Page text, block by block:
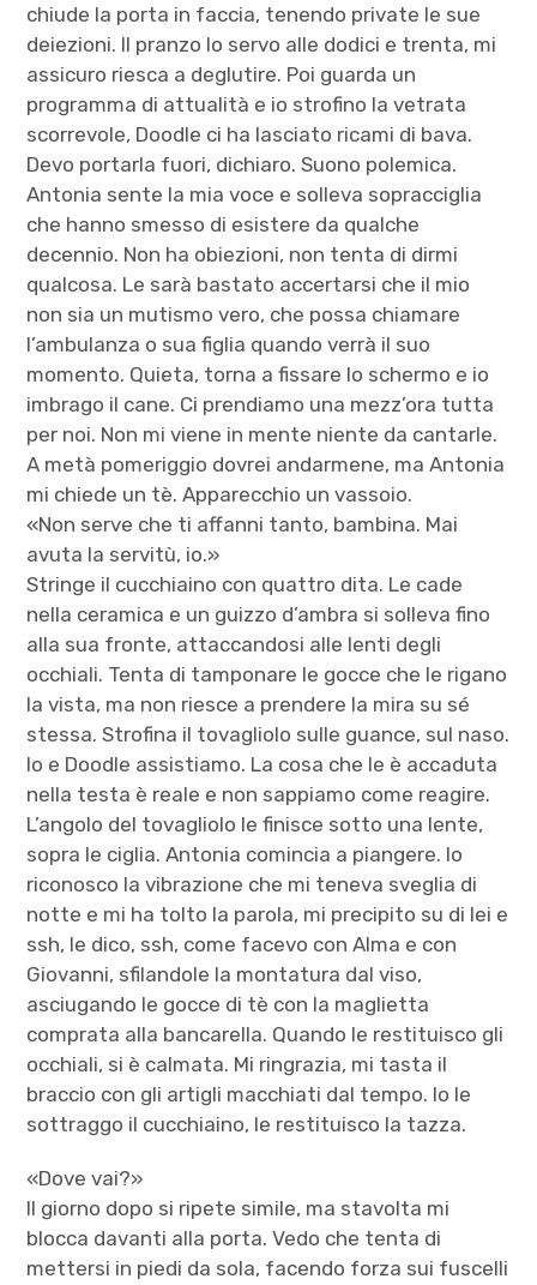
chiude la porta in faccia, tenendo private le sue
deiezioni. Il pranzo lo servo alle dodici e trenta, mi
assicuro riesca a deglutire. Poi guarda un
programma di attualità e io strofino la vetrata
scorrevole, Doodle ci ha lasciato ricami di bava.
Devo portarla fuori, dichiaro. Suono polemica.
Antonia sente la mia voce e solleva sopracciglia
che hanno smesso di esistere da qualche
decennio. Non ha obiezioni, non tenta di dirmi
qualcosa. Le sarà bastato accertarsi che il mio
non sia un mutismo vero, che possa chiamare
l’ambulanza o sua figlia quando verrà il suo
momento. Quieta, torna a fissare lo schermo e io
imbrago il cane. Ci prendiamo una mezz’ora tutta
per noi. Non mi viene in mente niente da cantarle.
A metà pomeriggio dovrei andarmene, ma Antonia
mi chiede un tè. Apparecchio un vassoio.
«Non serve che ti affanni tanto, bambina. Mai
avuta la servitù, io.»
Stringe il cucchiaino con quattro dita. Le cade
nella ceramica e un guizzo d’ambra si solleva fino
alla sua fronte, attaccandosi alle lenti degli
occhiali. Tenta di tamponare le gocce che le rigano
la vista, ma non riesce a prendere la mira su sé
stessa. Strofina il tovagliolo sulle guance, sul naso.
Io e Doodle assistiamo. La cosa che le è accaduta
nella testa è reale e non sappiamo come reagire.
L’angolo del tovagliolo le finisce sotto una lente,
sopra le ciglia. Antonia comincia a piangere. Io
riconosco la vibrazione che mi teneva sveglia di
notte e mi ha tolto la parola, mi precipito su di lei e
ssh, le dico, ssh, come facevo con Alma e con
Giovanni, sfilandole la montatura dal viso,
asciugando le gocce di tè con la maglietta
comprata alla bancarella. Quando le restituisco gli
occhiali, si è calmata. Mi ringrazia, mi tasta il
braccio con gli artigli macchiati dal tempo. Io le
sottraggo il cucchiaino, le restituisco la tazza.
«Dove vai?»
Il giorno dopo si ripete simile, ma stavolta mi
blocca davanti alla porta. Vedo che tenta di
mettersi in piedi da sola, facendo forza sui fuscelli